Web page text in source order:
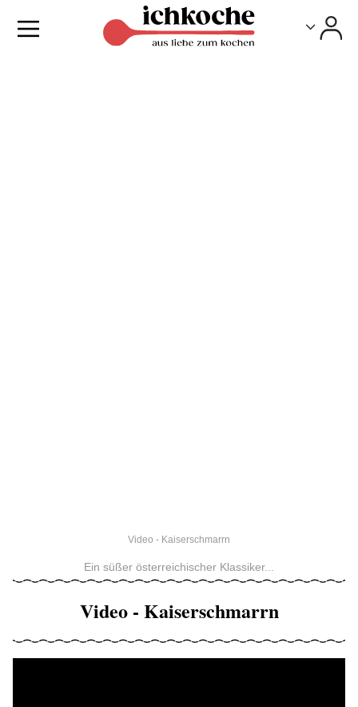
Video - Kaiserschmarrn
Ein süßer österreichischer Klassiker...
Video - Kaiserschmarrn